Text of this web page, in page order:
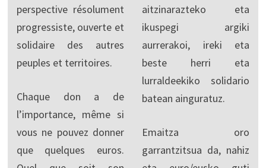
perspective résolument
progressiste, ouverte et
solidaire des autres
peuples et territoires.
Chaque don a de
l’importance, même si
vous ne pouvez donner
que quelques euros.
aitzinarazteko eta
ikuspegi argiki
aurrerakoi, ireki eta
beste herri eta
lurraldeekiko solidario
batean ainguratuz.
Emaitza oro
garrantzitsua da, nahiz